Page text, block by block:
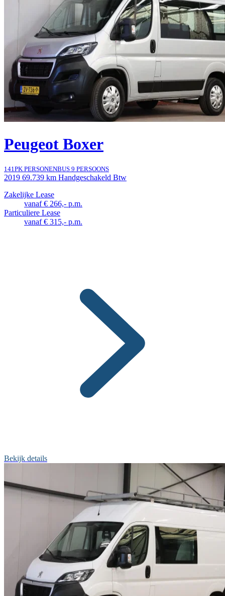
Peugeot Boxer
141PK PERSONENBUS 9 PERSOONS
2019 69.739 km Handgeschakeld Btw
Zakelijke Lease
vanaf € 266,- p.m.
Particuliere Lease
vanaf € 315,- p.m.
Bekijk details